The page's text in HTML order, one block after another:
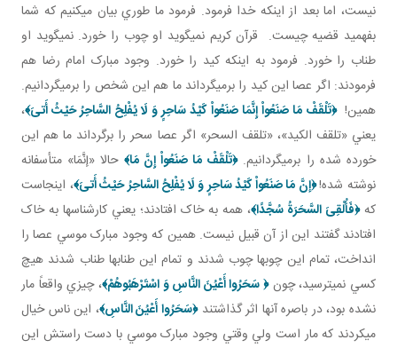
نيست، اما بعد از اينکه خدا فرمود. فرمود ما طوري بيان مي کنيم که شما
بفهميد قضيه چيست. قرآن کريم نمي گويد او چوب را خورد. نمي گويد او
طناب را خورد. فرمود به اينکه کيد را خورد. وجود مبارک امام رضا هم
فرمودند: اگر عصا اين کيد را برمي گرداند ما هم اين شخص را برمي گردانيم.
همين! ﴿تَلْقَفْ مَا صَنَعُواْ إِنَّمَا صَنَعُواْ كَيْدُ سَاحِرٍ وَ لَا يُفْلِحُ السَّاحِرُ حَيْثُ أَتىَ‏﴾،
يعني «تلقف الکيد»، «تلقف السحر» اگر عصا سحر را برگرداند ما هم اين
خورده شده را برمي گردانيم.﴿تَلْقَفْ مَا صَنَعُواْ إِنَّ مَا﴾ حالا «إنَّمَا» متأسفانه
نوشته شده!﴿إنَّ مَا صَنَعُواْ كَيْدُ سَاحِرٍ وَ لَا يُفْلِحُ السَّاحِرُ حَيْثُ أَتىَ‏﴾، اينجاست
که﴿فَأُلْقِىَ السَّحَرَةُ سُجَّدًا﴾‏، همه به خاک افتادند؛ يعني کارشناس ها به خاک
افتادند گفتند اين از آن قبيل نيست. همين که وجود مبارک موسي عصا را
انداخت، تمام اين چوب ها چوب شدند و تمام اين طناب ها طناب شدند هيچ
کسي نمي ترسيد، چون﴿ سَحَرُوا أَعْيُنَ النَّاسِ وَ اسْتَرْهَبُوهُمْ‏﴾، چيزي واقعاً مار
نشده بود، در باصره آنها اثر گذاشتند﴿سَحَرُوا أَعْيُنَ النَّاسِ﴾، اين ناس خيال
مي کردند که مار است ولي وقتي وجود مبارک موسي با دست راستش اين